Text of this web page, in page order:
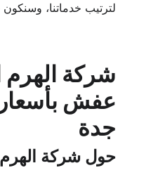
لترتيب خدماتنا،
شركة الهرم
عفش
جدة
حول شركة الهرم